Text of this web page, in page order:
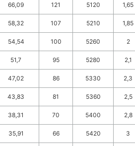
66,09 121 5120 1,65
58,32 107 5210 1,85
54,54 100 5260 2
51,7 95 5280 2,1
47,02 86 5330 2,3
43,83 81 5360 2,5
38,31 70 5400 2,8
35,91 66 5420 3